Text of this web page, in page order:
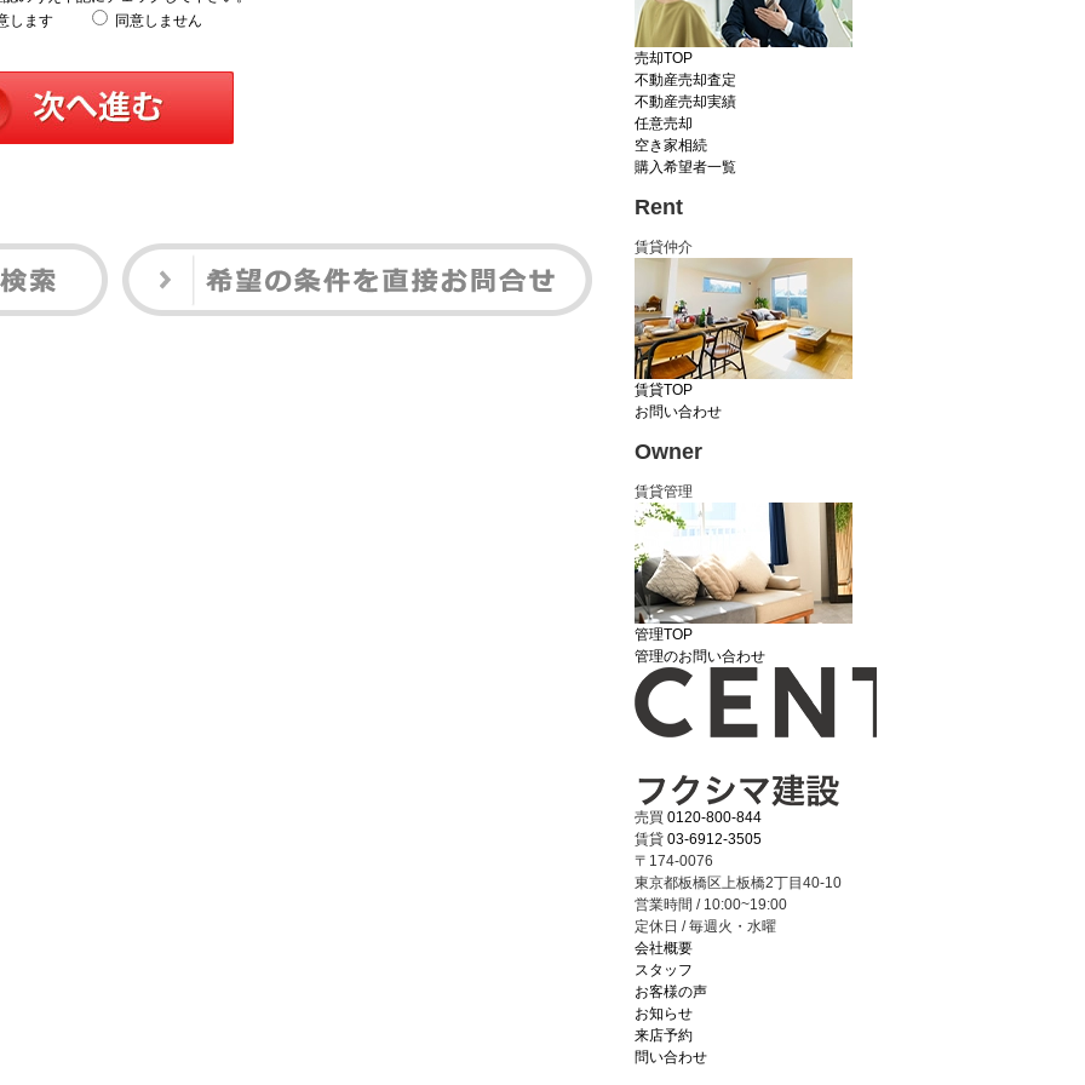
します
同意しません
売却TOP
不動産売却査定
不動産売却実績
任意売却
空き家相続
購入希望者一覧
Rent
賃貸仲介
賃貸TOP
お問い合わせ
Owner
賃貸管理
管理TOP
管理のお問い合わせ
売買 0120-800-844
賃貸 03-6912-3505
〒174-0076
東京都板橋区上板橋2丁目40-10
営業時間 / 10:00~19:00
定休日 / 毎週火・水曜
会社概要
スタッフ
お客様の声
お知らせ
来店予約
問い合わせ